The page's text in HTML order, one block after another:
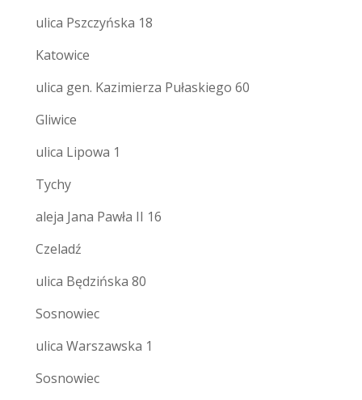
ulica Pszczyńska 18
Katowice
ulica gen. Kazimierza Pułaskiego 60
Gliwice
ulica Lipowa 1
Tychy
aleja Jana Pawła II 16
Czeladź
ulica Będzińska 80
Sosnowiec
ulica Warszawska 1
Sosnowiec